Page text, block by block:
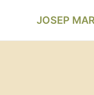
JOSEP